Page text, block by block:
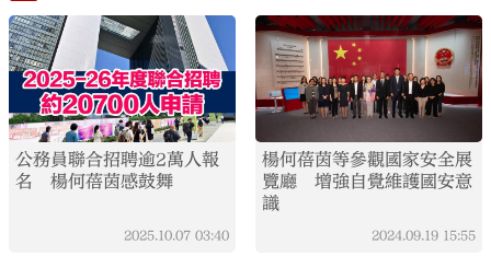
公務員聯合招聘逾2萬人報
名 楊何蓓茵感鼓舞
2025.10.07 03:40
楊何蓓茵等參觀國家安全展
覽廳 增強自覺維護國安意
識
2024.09.19 15:55